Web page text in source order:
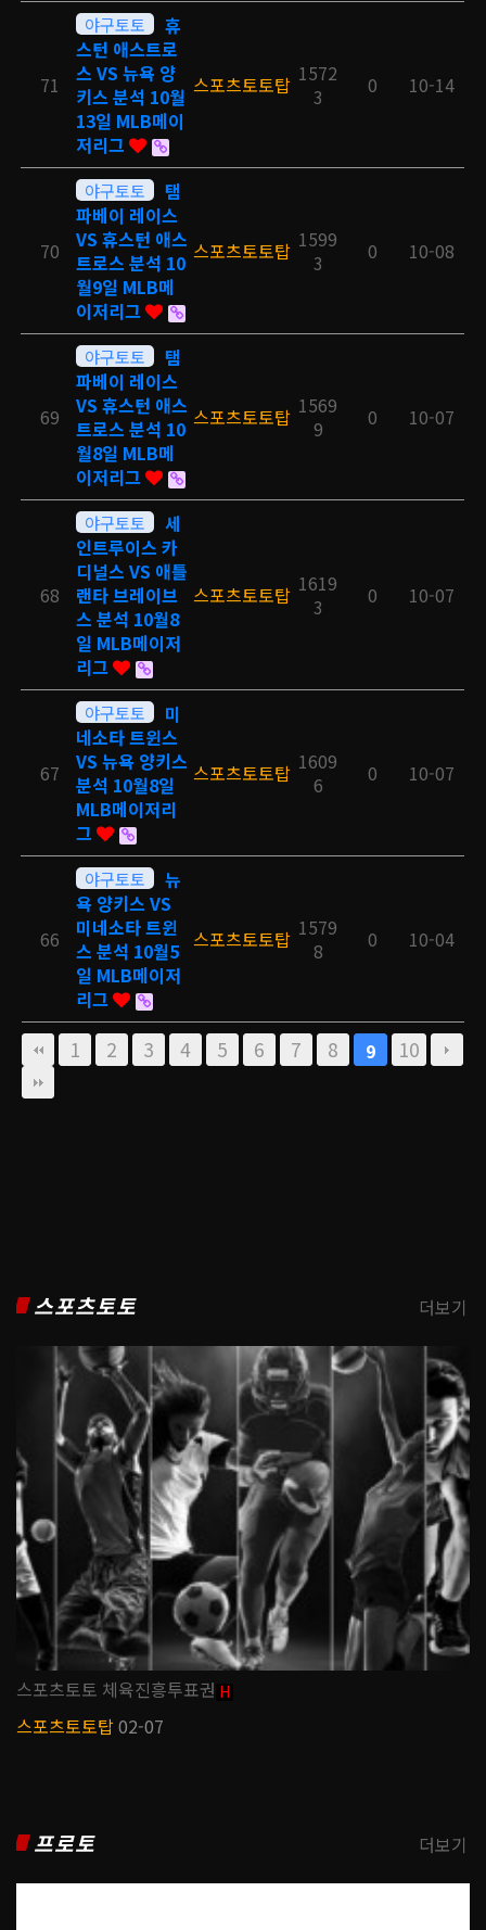
71
야구토토
휴
스턴 애스트로
스 VS 뉴욕 양
키스 분석 10월
13일 MLB메이
저리그
스포츠토토탑 1572
3
0 10-14
70
야구토토
탬
파베이 레이스
VS 휴스턴 애스
트로스 분석 10
월9일 MLB메
이저리그
스포츠토토탑 1599
3
0 10-08
69
야구토토
탬
파베이 레이스
VS 휴스턴 애스
트로스 분석 10
월8일 MLB메
이저리그
스포츠토토탑 1569
9
0 10-07
68
야구토토
세
인트루이스 카
디널스 VS 애틀
랜타 브레이브
스 분석 10월8
일 MLB메이저
리그
스포츠토토탑 1619
3
0 10-07
67
야구토토
미
네소타 트윈스
VS 뉴욕 양키스
분석 10월8일
MLB메이저리
그
스포츠토토탑 1609
6
0 10-07
66
야구토토
뉴
욕 양키스 VS
미네소타 트윈
스 분석 10월5
일 MLB메이저
리그
스포츠토토탑 1579
8
0 10-04
1 2 3 4 5 6 7 8 9 10
스포츠토토
스포츠토토 체육진흥투표권 H
스포츠토토탑02-07
더보기
프로토 더보기